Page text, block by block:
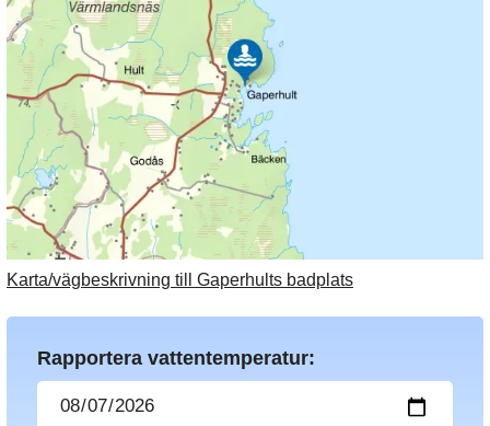
Karta/vägbeskrivning till Gaperhults badplats
Rapportera vattentemperatur: